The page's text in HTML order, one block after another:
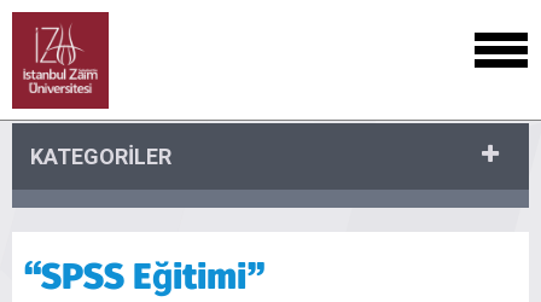
KATEGORİLER
“SPSS Eğitimi”